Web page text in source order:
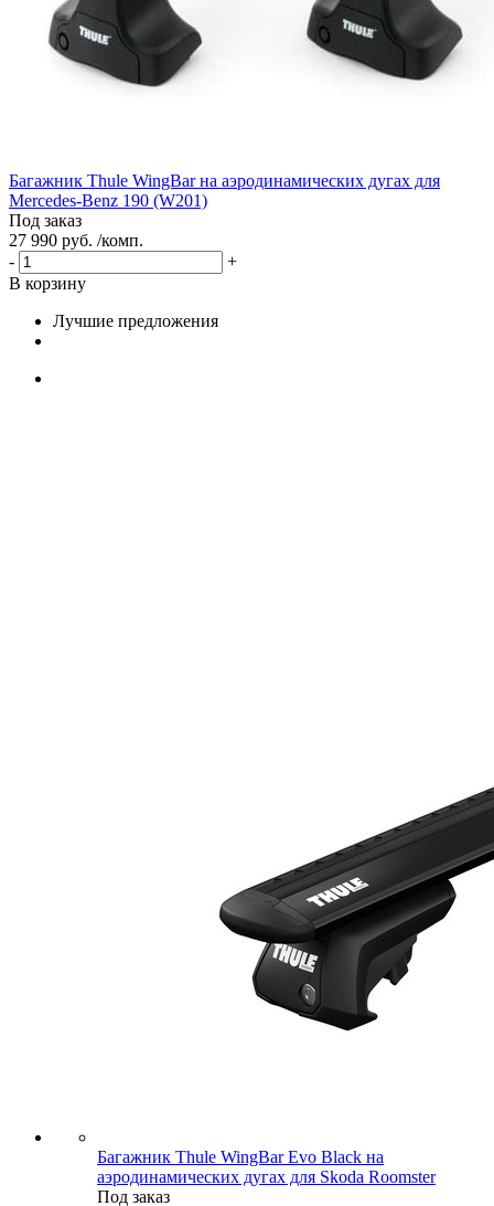
Багажник Thule WingBar на аэродинамических дугах для
Mercedes-Benz 190 (W201)
Под заказ
27 990 руб. /комп.
-
+
В корзину
Лучшие предложения
Багажник Thule WingBar Evo Black на
аэродинамических дугах для Skoda Roomster
Под заказ